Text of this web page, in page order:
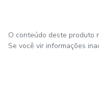
O conteúdo deste produto
Se você vir informações